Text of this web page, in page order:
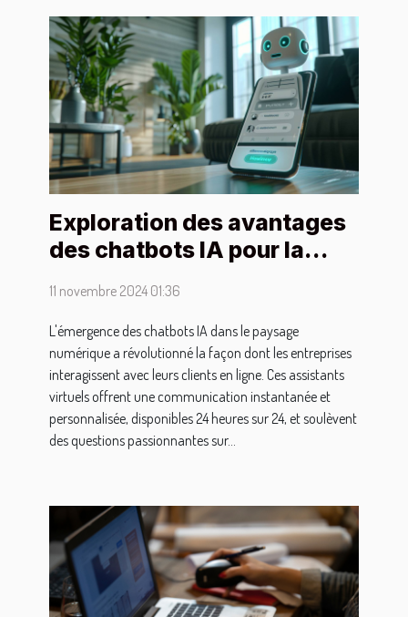
Exploration des avantages
des chatbots IA pour la
11 novembre 2024 01:36
L'émergence des chatbots IA dans le paysage
numérique a révolutionné la façon dont les entreprises
interagissent avec leurs clients en ligne. Ces assistants
virtuels offrent une communication instantanée et
personnalisée, disponibles 24 heures sur 24, et soulèvent
des questions passionnantes sur...